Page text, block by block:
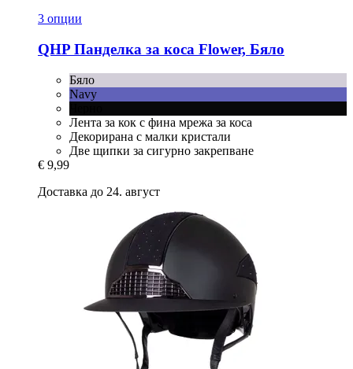
3 опции
QHP Панделка за коса Flower, Бяло
Бяло
Navy
Лента за кок с фина мрежа за коса
Декорирана с малки кристали
Две щипки за сигурно закрепване
€ 9,99
Доставка до 24. август